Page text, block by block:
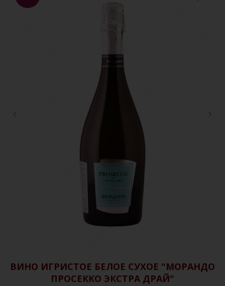
ВИНО ИГРИСТОЕ БЕЛОЕ СУХОЕ "МОРАНДО
ПРОСЕККО ЭКСТРА ДРАЙ"